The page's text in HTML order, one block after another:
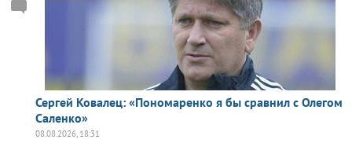
Сергей Ковалец: «Пономаренко я бы сравнил с Олегом
Саленко»
08.08.2026, 18:31